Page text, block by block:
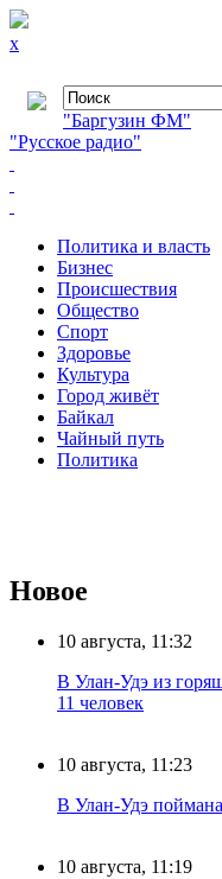
x
"Баргузин ФМ"
"Русское радио"
Политика и власть
Бизнес
Происшествия
Общество
Cпорт
Здоровье
Культура
Город живёт
Байкал
Чайный путь
Политика
Новое
10 августа, 11:32
В Улан-Удэ из
11 человек
10 августа, 11:23
В Улан-Удэ
10 августа, 11:19